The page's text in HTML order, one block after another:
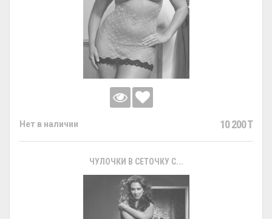
Нет в наличии 10 200 T
ЧУЛОЧКИ В СЕТОЧКУ С...